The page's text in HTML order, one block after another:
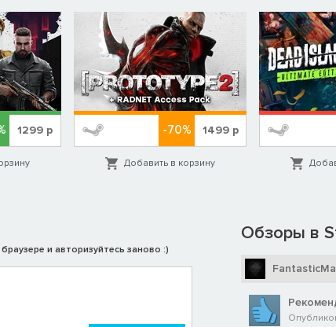
1299 р -70% 1499р
Добавить в корзину
и авторизуйтесь заново :)
Обзоры в